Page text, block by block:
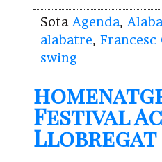
Sota Agenda,
alabatre, Francesc
swing
Festival
Llobregat